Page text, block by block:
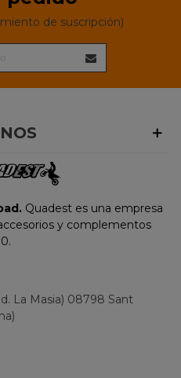
de suscripción)
Quadest es una empresa
y complementos
La Masia) 08798 Sant